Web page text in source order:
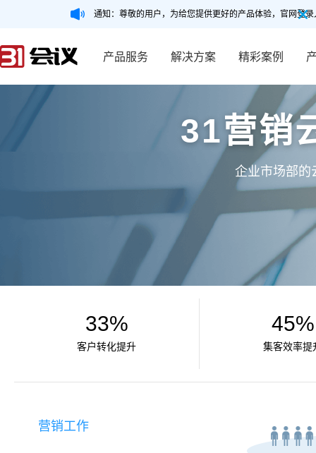
通知：尊敬的用户，为给您提供更好的产品体验，官网登
产品服务 解决方案 精彩案例
31营销
企业市场部的
33%
客户转化提升
45%
集客效率提
营销工作